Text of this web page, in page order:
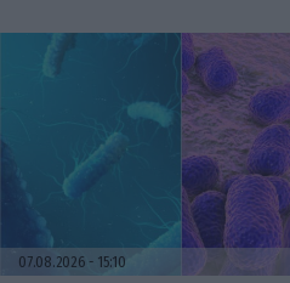
07.08.2026 15:10